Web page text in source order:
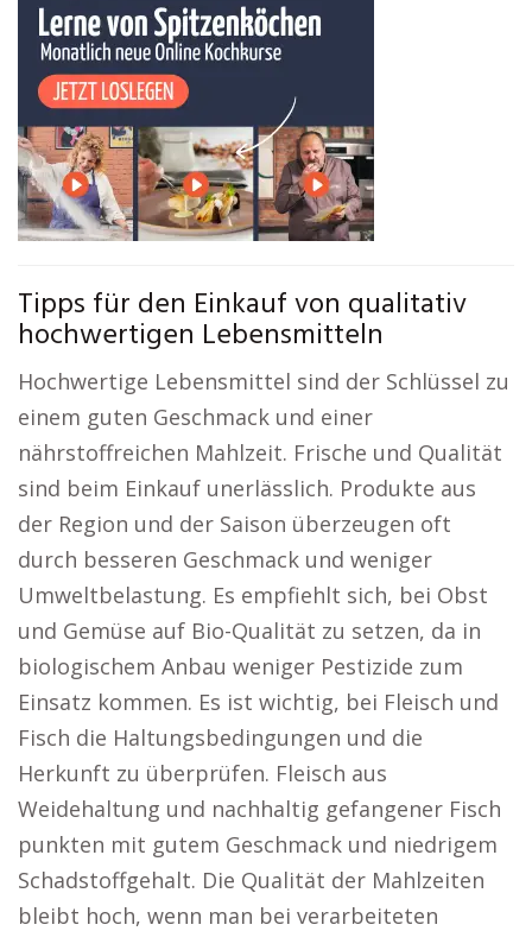
Tipps für den Einkauf von qualitativ
hochwertigen Lebensmitteln
Hochwertige Lebensmittel sind der Schlüssel zu
einem guten Geschmack und einer
nährstoffreichen Mahlzeit. Frische und Qualität
sind beim Einkauf unerlässlich. Produkte aus
der Region und der Saison überzeugen oft
durch besseren Geschmack und weniger
Umweltbelastung. Es empfiehlt sich, bei Obst
und Gemüse auf Bio-Qualität zu setzen, da in
biologischem Anbau weniger Pestizide zum
Einsatz kommen. Es ist wichtig, bei Fleisch und
Fisch die Haltungsbedingungen und die
Herkunft zu überprüfen. Fleisch aus
Weidehaltung und nachhaltig gefangener Fisch
punkten mit gutem Geschmack und niedrigem
Schadstoffgehalt. Die Qualität der Mahlzeiten
bleibt hoch, wenn man bei verarbeiteten